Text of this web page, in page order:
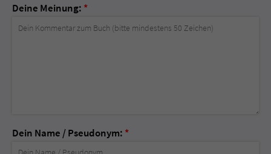
Deine Meinung: *
Dein Name / Pseudonym: *